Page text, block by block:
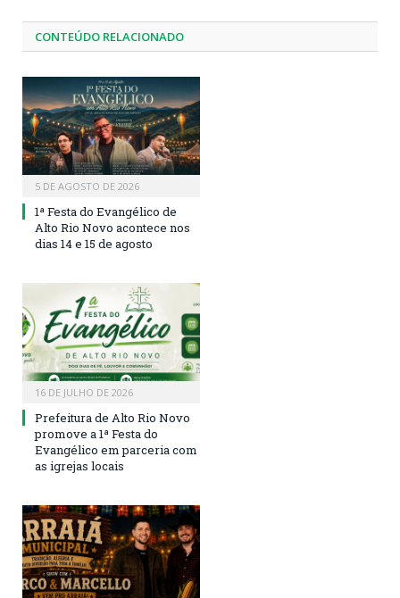
CONTEÚDO RELACIONADO
5 DE AGOSTO DE 2026
1ª Festa do Evangélico de
Alto Rio Novo acontece nos
dias 14 e 15 de agosto
16 DE JULHO DE 2026
Prefeitura de Alto Rio Novo
promove a 1ª Festa do
Evangélico em parceria com
as igrejas locais